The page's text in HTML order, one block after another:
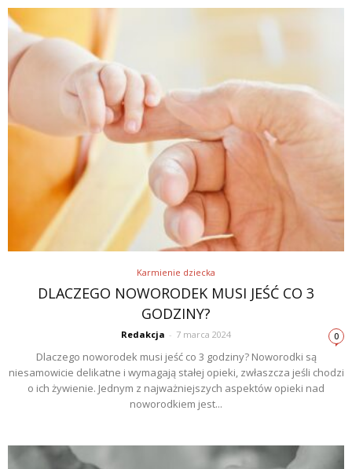
Karmienie dziecka
DLACZEGO NOWORODEK MUSI JEŚĆ CO 3
GODZINY?
Redakcja - 7 marca 2024 0
Dlaczego noworodek musi jeść co 3 godziny? Noworodki są
niesamowicie delikatne i wymagają stałej opieki, zwłaszcza jeśli chodzi
o ich żywienie. Jednym z najważniejszych aspektów opieki nad
noworodkiem jest...